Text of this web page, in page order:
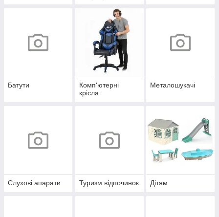
Батути
Комп'ютерні
крісла
Металошукачі
Слухові апарати Туризм відпочинок Дітям